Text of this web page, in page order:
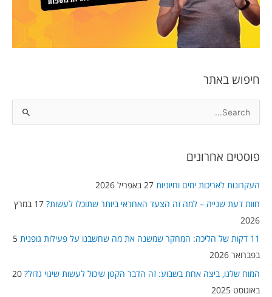
חיפוש באתר
r
r
:
פוסטים אחרונים
העקרונות לאריכות ימים וחיוניות 27 באפריל 2026
חוות דעת שנייה – למה זה הצעד האחראי ביותר שתוכלו לעשות?
17 במרץ
2026
11 דקות של הליכה: המחקר שמשנה את מה שחשבנו על פעילות גופנית
5
בפברואר 2026
המוח שלנו, ביצה אחת בשבוע: זה הדבר הקטן שיכול לעשות שינוי גדול? 20
באוגוסט 2025